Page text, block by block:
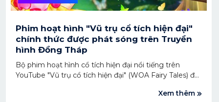
Phim hoạt hình "Vũ trụ cổ tích hiện đại"
chính thức được phát sóng trên Truyền
hình Đồng Tháp
Bộ phim hoạt hình cổ tích hiện đại nổi tiếng trên
YouTube "Vũ trụ cổ tích hiện đại" (WOA Fairy Tales) đã
Xem thêm